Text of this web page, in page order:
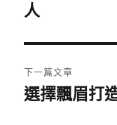
導
覽
一
文
章:
人
下一篇文章
下
選擇飄眉打